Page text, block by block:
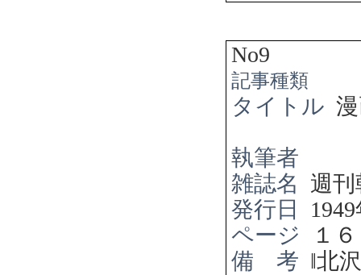
No9
記事種類
タイトル
執筆者
雑誌名
週刊
発行日
1949
ページ
１６
備 考 ‖北